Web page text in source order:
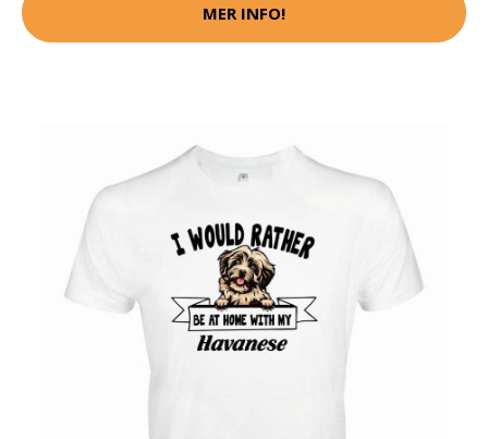
MER INFO!